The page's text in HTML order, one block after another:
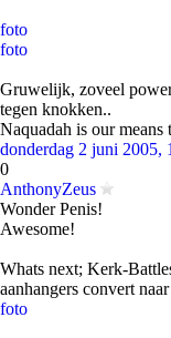
foto
foto
Gruwelijk, zoveel
tegen knokken..
Naquadah is our means
donderdag 2 juni 2005,
0
AnthonyZeus
Wonder Penis!
Awesome!
Whats next; Kerk-
aanhangers convert
foto